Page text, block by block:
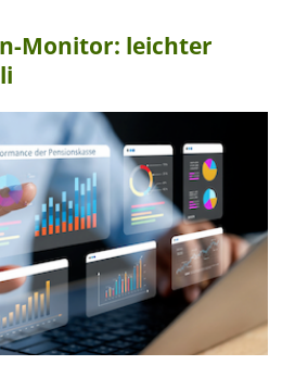
Monitor: leichter